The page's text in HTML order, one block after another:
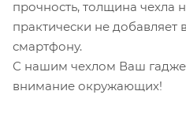
прочность, толщина чехла
практически не
смартфону.
С нашим чехлом Ваш
внимание окружающих!